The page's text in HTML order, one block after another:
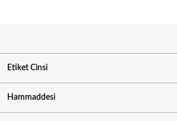
Etiket Cinsi
Hammaddesi